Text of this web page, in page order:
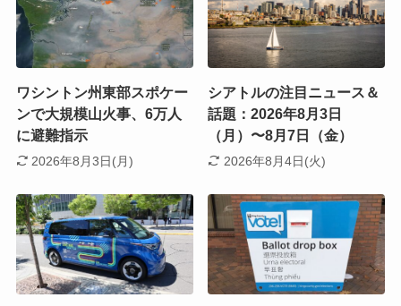
ワシントン州東部スポケー
ンで大規模山火事、6万人
に避難指示
2026年8月3日(月)
シアトルの注目ニュース＆
話題：2026年8月3日
（月）〜8月7日（金）
2026年8月4日(火)